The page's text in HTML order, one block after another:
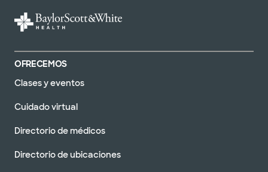
OFRECEMOS
Clases y eventos
Cuidado virtual
Directorio de médicos
Directorio de ubicaciones